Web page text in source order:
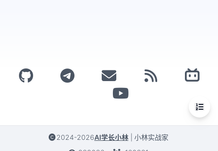
2024-2026AI学长小林
小林实战家